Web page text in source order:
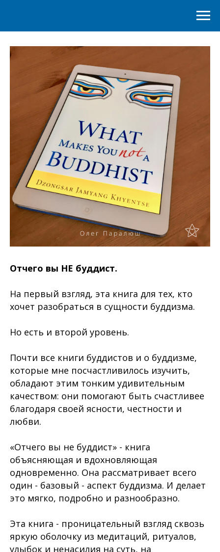
Отчего вы НЕ буддист.
На первый взгляд, эта книга для тех, кто
хочет разобраться в сущности буддизма.
Но есть и второй уровень.
Почти все книги буддистов и о буддизме,
которые мне посчастливилось изучить,
обладают этим тонким удивительным
качеством: они помогают быть счастливее
благодаря своей ясности, честности и
любви.
«Отчего вы не буддист» - книга
объясняющая и вдохновляющая
одновременно. Она рассматривает всего
один - базовый - аспект буддизма. И делает
это мягко, подробно и разнообразно.
Эта книга - проницательный взгляд сквозь
яркую оболочку из медитаций, ритуалов,
улыбок и ненасилия на суть, на